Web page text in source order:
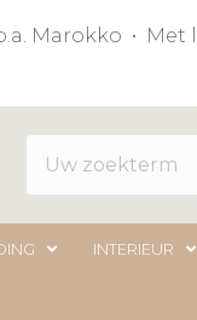
Marokko •
INTERIEUR